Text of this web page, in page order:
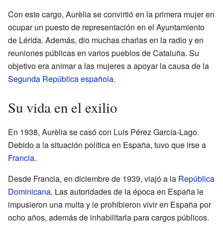
Con este cargo, Aurèlia se convirtió en la primera mujer en
ocupar un puesto de representación en el Ayuntamiento
de Lérida. Además, dio muchas charlas en la radio y en
reuniones públicas en varios pueblos de Cataluña. Su
objetivo era animar a las mujeres a apoyar la causa de la
Segunda República española.
Su vida en el exilio
En 1938, Aurèlia se casó con Luis Pérez García-Lago.
Debido a la situación política en España, tuvo que irse a
Francia.
Desde Francia, en diciembre de 1939, viajó a la República
Dominicana. Las autoridades de la época en España le
impusieron una multa y le prohibieron vivir en España por
ocho años, además de inhabilitarla para cargos públicos.